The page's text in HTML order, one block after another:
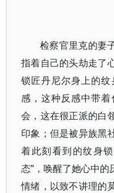
检察官里克的妻
指着自己的头劫走了
锁匠丹尼尔身上的
感，这种反感中带
会，这在很正派的白
印象；但是被异族黑
着此刻看到的纹身
态”，唤醒了她心中
情绪，以致不讲理的